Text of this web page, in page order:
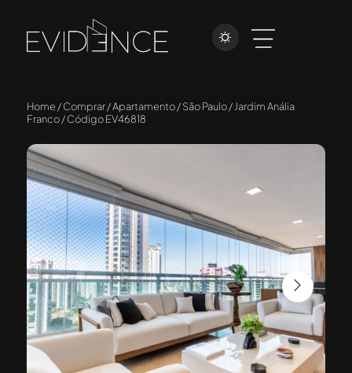
Home / Comprar / Apartamento / São Paulo / Jardim Anália
Franco / Código EV46818